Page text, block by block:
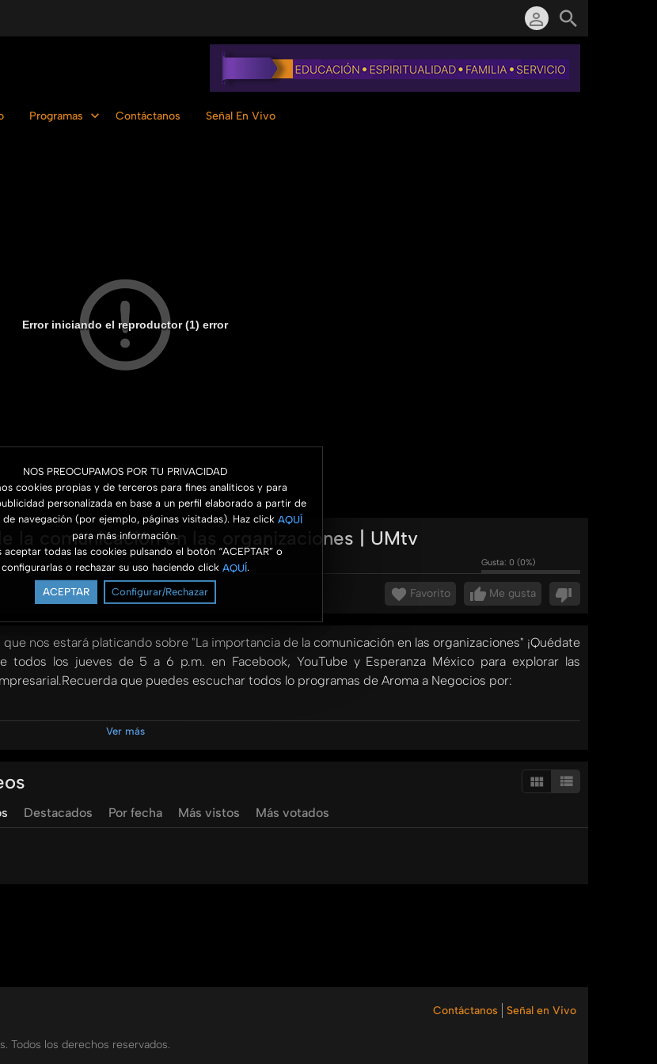
NOS PREOCUPAMOS POR TU PRIVACIDAD
cookies propias y de terceros para fines analíticos y para
personalizada en base a un perfil elaborado a partir de
navegación (por ejemplo, páginas visitadas). Haz click AQUÍ
para más información.
aceptar todas las cookies pulsando el botón “ACEPTAR” o
configurarlas o rechazar su uso haciendo click AQUÍ.
ACEPTAR Configurar/Rechazar
Programas Contáctanos Señal En Vivo
Error iniciando el reproductor (1) error
la comunicación en las organizaciones | UMtv
Gusta: 0 (0%)
Me gusta
Favorito
nos estará platicando sobre "La importancia de la comunicación en las organizaciones" ¡Quédate
los jueves de 5 a 6 p.m. en Facebook, YouTube y Esperanza México para explorar las
que puedes escuchar todos lo programas de Aroma a Negocios por:
yared garcia esther cordoba
Ver más
Destacados Por fecha Más vistos Más votados
Contáctanos Señal en Vivo
Todos los derechos reservados.